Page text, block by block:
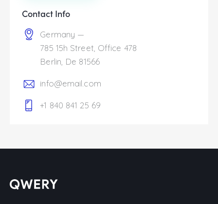
Contact Info
Germany —
785 15h Street, Office 478
Berlin, De 81566
info@email.com
+1 840 841 25 69